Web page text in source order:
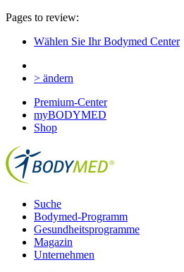
Pages to review:
Wählen Sie Ihr Bodymed Center
> ändern
Premium-Center
myBODYMED
Shop
Suche
Bodymed-Programm
Gesundheitsprogramme
Magazin
Unternehmen